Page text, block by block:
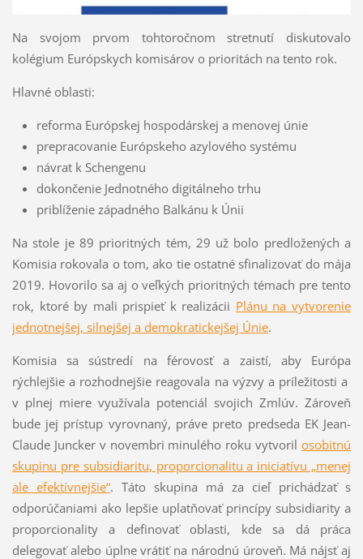
Na svojom prvom tohtoročnom stretnutí diskutovalo
kolégium Európskych komisárov o prioritách na tento rok.
Hlavné oblasti:
reforma Európskej hospodárskej a menovej únie
prepracovanie Európskeho azylového systému
návrat k Schengenu
dokončenie Jednotného digitálneho trhu
priblíženie západného Balkánu k Únii
Na stole je 89 prioritných tém, 29 už bolo predložených a
Komisia rokovala o tom, ako tie ostatné sfinalizovať do mája
2019. Hovorilo sa aj o veľkých prioritných témach pre tento
rok, ktoré by mali prispieť k realizácii Plánu na vytvorenie
jednotnejšej, silnejšej a demokratickejšej Únie.
Komisia sa sústredí na férovosť a zaistí, aby Európa
rýchlejšie a rozhodnejšie reagovala na výzvy a príležitosti a
v plnej miere využívala potenciál svojich Zmlúv. Zároveň
bude jej prístup vyrovnaný, práve preto predseda EK Jean-
Claude Juncker v novembri minulého roku vytvorilosobitnú
skupinu pre subsidiaritu, proporcionalitu a iniciatívu „menej
ale efektívnejšie“. Táto skupina má za cieľ prichádzať s
odporúčaniami ako lepšie uplatňovať princípy subsidiarity a
proporcionality a definovať oblasti, kde sa dá práca
delegovať alebo úplne vrátiť na národnú úroveň. Má nájsť aj